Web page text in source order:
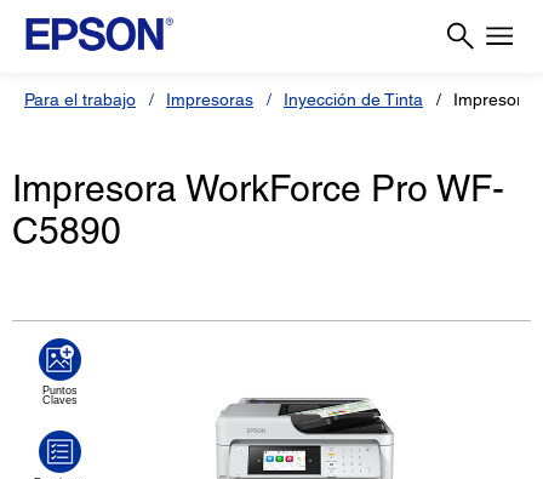
Para el trabajo Impresoras Inyección de Tinta Impresora
Impresora WorkForce Pro WF-
C5890